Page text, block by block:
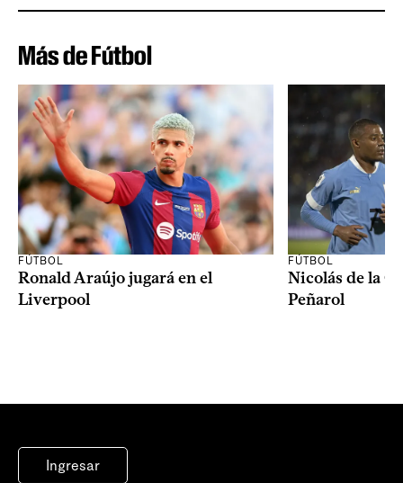
Más de Fútbol
FÚTBOL
Ronald Araújo jugará en el
Liverpool
FÚTBOL
Nicolás de la
Peñarol
Ingresar